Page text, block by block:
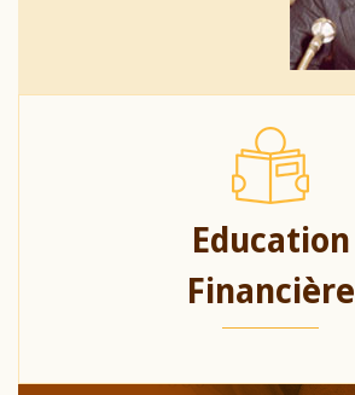
Education
Financière